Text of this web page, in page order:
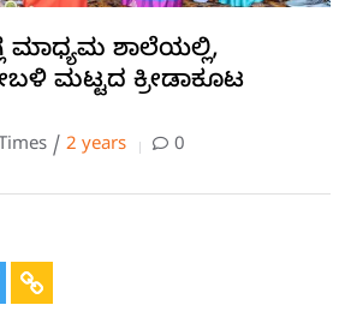
ಮಾಧ್ಯಮ ಶಾಲೆಯಲ್ಲಿ,
ಮಟ್ಟದ ಕ್ರೀಡಾಕೂಟ
/ 2 years 0